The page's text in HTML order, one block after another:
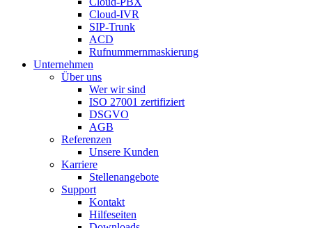
Cloud-IVR
SIP-Trunk
ACD
Rufnummernmaskierung
Unternehmen
Über uns
Wer wir sind
ISO 27001 zertifiziert
DSGVO
AGB
Referenzen
Unsere Kunden
Karriere
Stellenangebote
Support
Kontakt
Hilfeseiten